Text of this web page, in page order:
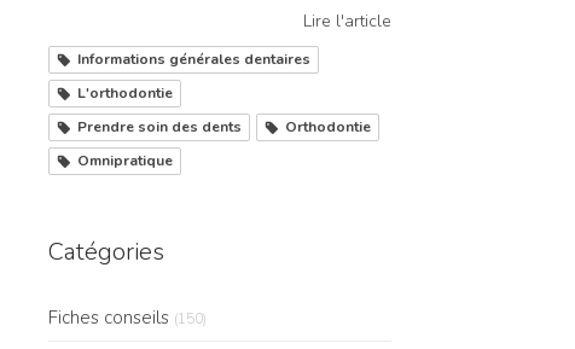
Lire l'article
Informations générales dentaires
L'orthodontie
Prendre soin des dents
Orthodontie
Omnipratique
Catégories
Fiches conseils (150)